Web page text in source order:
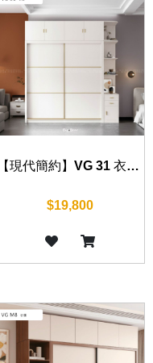
【現代簡約】VG 31 衣櫃 120/140/160/180/200cm
$19,800